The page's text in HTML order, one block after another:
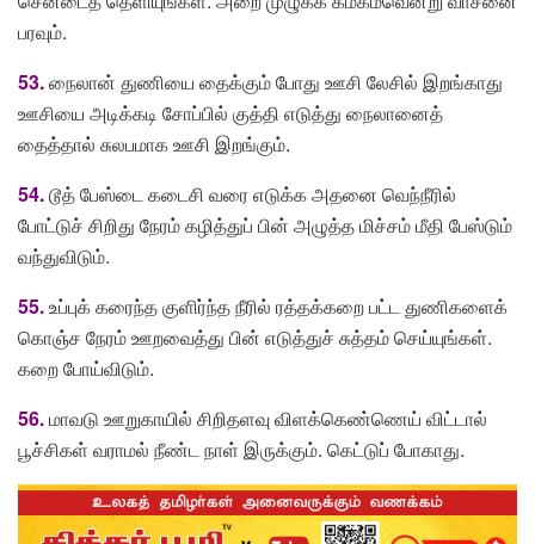
பரவும்.
53.நைலான் துணியை தைக்கும் போது ஊசி லேசில் இறங்காது
ஊசியை அடிக்கடி சோப்பில் குத்தி எடுத்து நைலானைத்
தைத்தால் சுலபமாக ஊசி இறங்கும்.
54.டூத் பேஸ்டை கடைசி வரை எடுக்க அதனை வெந்நீரில்
போட்டுச் சிறிது நேரம் கழித்துப் பின் அழுத்த மிச்சம் மீதி பேஸ்டும்
வந்துவிடும்.
55.உப்புக் கரைந்த குளிர்ந்த நீரில் ரத்தக்கறை பட்ட துணிகளைக்
கொஞ்ச நேரம் ஊறவைத்து பின் எடுத்துச் சுத்தம் செய்யுங்கள்.
கறை போய்விடும்.
56.மாவடு ஊறுகாயில் சிறிதளவு விளக்கெண்ணெய் விட்டால்
பூச்சிகள் வராமல் நீண்ட நாள் இருக்கும். கெட்டுப் போகாது.